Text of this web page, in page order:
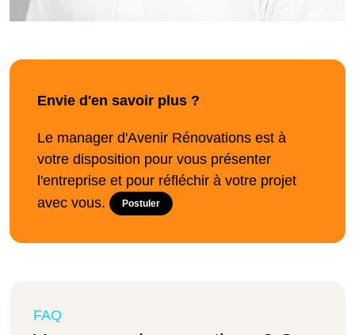
Envie d'en savoir plus ?
Le manager d'Avenir Rénovations est à
votre disposition pour vous présenter
l'entreprise et pour réfléchir à votre projet
avec vous.
Postuler
FAQ